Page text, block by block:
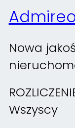
Nowa
Wszyscy